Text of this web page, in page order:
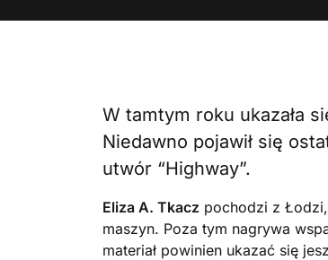
W tamtym roku ukazała
Niedawno pojawił się
utwór “Highway”.
Eliza A. Tkacz pochodzi z
maszyn. Poza tym nagrywa
materiał powinien ukazać się